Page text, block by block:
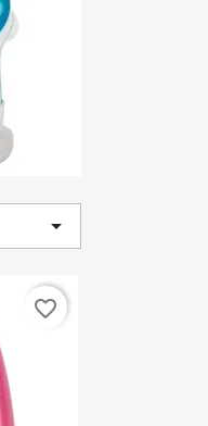

favorite_border